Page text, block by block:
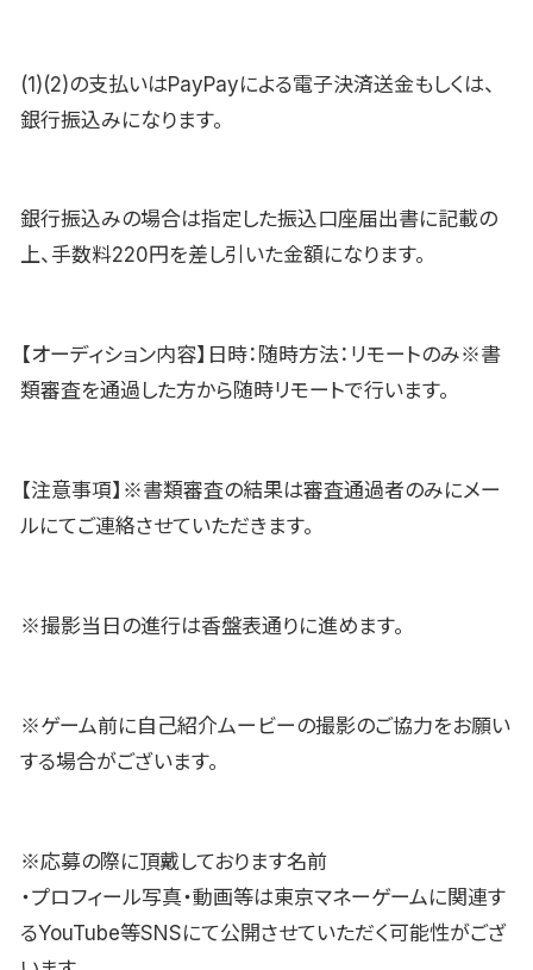
(1)(2)の支払いはPayPayによる電子決済送金もしくは、
銀行振込みになります。
銀行振込みの場合は指定した振込口座届出書に記載の
上、手数料220円を差し引いた金額になります。
【オーディション内容】日時：随時方法：リモートのみ※書
類審査を通過した方から随時リモートで行います。
【注意事項】※書類審査の結果は審査通過者のみにメー
ルにてご連絡させていただきます。
※撮影当日の進行は香盤表通りに進めます。
※ゲーム前に自己紹介ムービーの撮影のご協力をお願い
する場合がございます。
※応募の際に頂戴しております名前
・プロフィール写真・動画等は東京マネーゲームに関連す
るYouTube等SNSにて公開させていただく可能性がござ